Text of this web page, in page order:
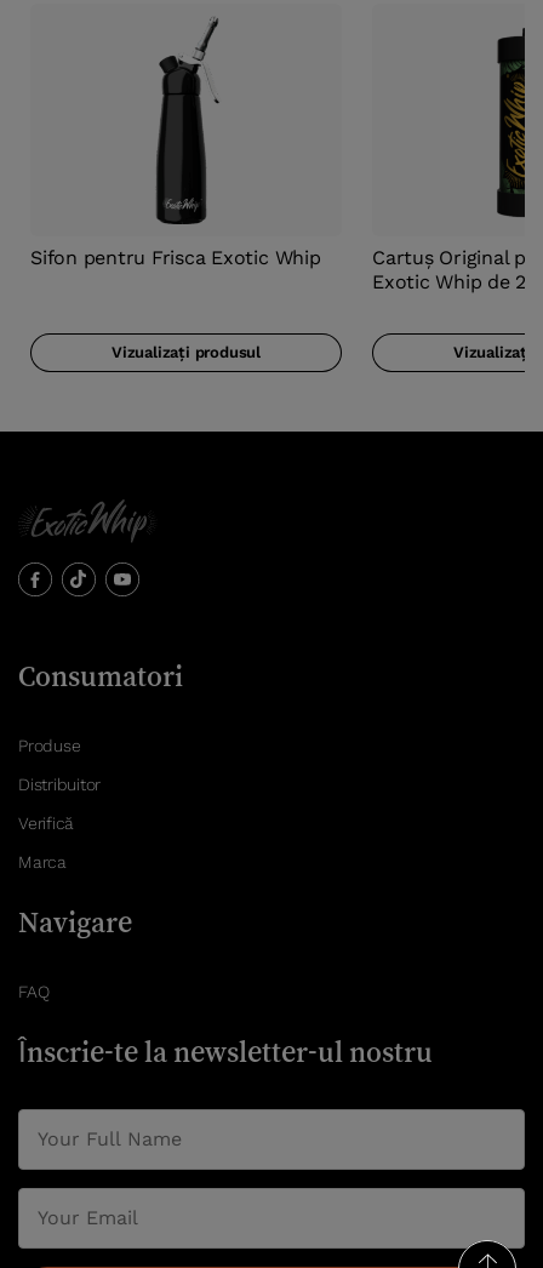
Sifon pentru Frisca Exotic Whip
Vizualizați produsul
Cartuș Original
Exotic Whip de
Vizualizați
Consumatori
Produse
Distribuitor
Verifică
Marca
Navigare
FAQ
Înscrie-te la newsletter-ul nostru